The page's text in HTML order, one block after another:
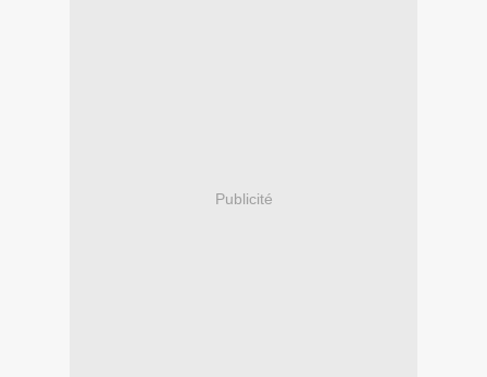
Publicité